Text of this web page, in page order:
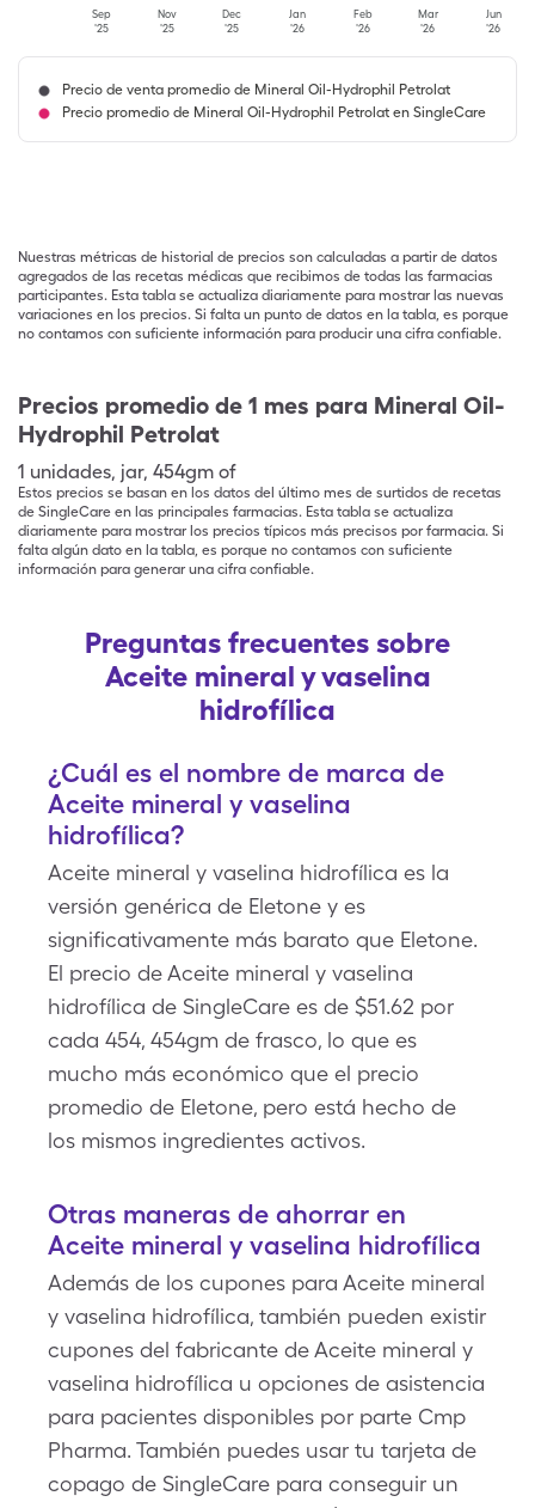
Sep
'25
Nov
'25
Dec
'25
Jan
'26
Feb
'26
Mar
'26
Jun
'26
Precio de venta promedio de Mineral Oil-Hydrophil Petrolat
Precio promedio de Mineral Oil-Hydrophil Petrolat en SingleCare
Nuestras métricas de historial de precios son calculadas a partir de datos
agregados de las recetas médicas que recibimos de todas las farmacias
participantes. Esta tabla se actualiza diariamente para mostrar las nuevas
variaciones en los precios. Si falta un punto de datos en la tabla, es porque
no contamos con suficiente información para producir una cifra confiable.
Precios promedio de 1 mes para Mineral Oil-
Hydrophil Petrolat
1 unidades, jar, 454gm of
Estos precios se basan en los datos del último mes de surtidos de recetas
de SingleCare en las principales farmacias. Esta tabla se actualiza
diariamente para mostrar los precios típicos más precisos por farmacia. Si
falta algún dato en la tabla, es porque no contamos con suficiente
información para generar una cifra confiable.
Preguntas frecuentes sobre
Aceite mineral y vaselina
hidrofílica
¿Cuál es el nombre de marca de
Aceite mineral y vaselina
hidrofílica?
Aceite mineral y vaselina hidrofílica es la
versión genérica de Eletone y es
significativamente más barato que Eletone.
El precio de Aceite mineral y vaselina
hidrofílica de SingleCare es de $51.62 por
cada 454, 454gm de frasco, lo que es
mucho más económico que el precio
promedio de Eletone, pero está hecho de
los mismos ingredientes activos.
Otras maneras de ahorrar en
Aceite mineral y vaselina hidrofílica
Además de los cupones para Aceite mineral
y vaselina hidrofílica, también pueden existir
cupones del fabricante de Aceite mineral y
vaselina hidrofílica u opciones de asistencia
para pacientes disponibles por parte Cmp
Pharma. También puedes usar tu tarjeta de
copago de SingleCare para conseguir un